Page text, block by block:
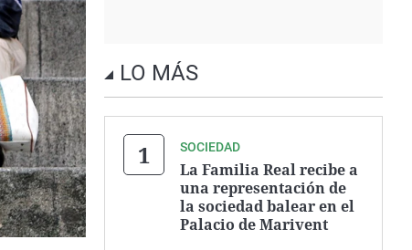
LO MÁS
SOCIEDAD
La Familia Real recibe a
una representación de
la sociedad balear en el
Palacio de Marivent